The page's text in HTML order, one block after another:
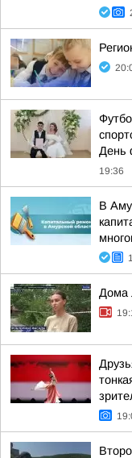
День
19:36
В
Дома